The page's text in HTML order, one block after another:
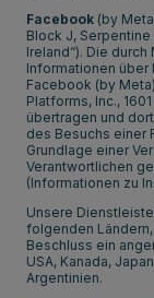
Facebook (by
Block J, Serpentine
Ireland“). Die
Informationen über
Facebook (by
Platforms, Inc.,
übertragen und
des Besuchs einer
Grundlage einer
Verantwortlichen
(Informationen zu
Unsere
folgenden
Beschluss ein
USA, Kanada,
Argentinien.